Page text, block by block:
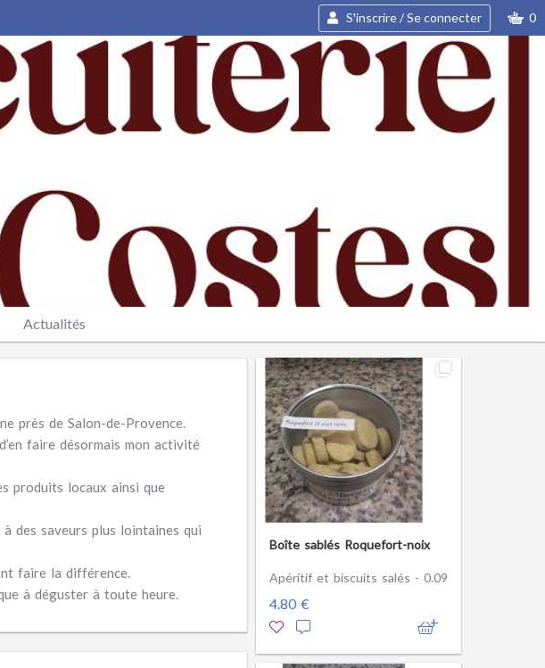
S'inscrire / Se connecter 0
Actualités
près de Salon-de-Provence.
faire désormais mon activité
produits locaux ainsi que
des saveurs plus lointaines qui
faire la différence.
à déguster à toute heure.
Boîte sablés Roquefort-noix
Apéritif et biscuits salés - 0.09
4.80 €